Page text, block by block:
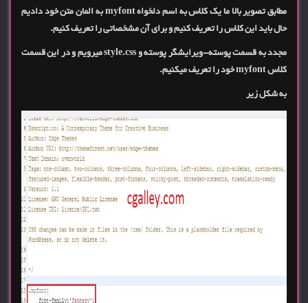
مطابق تصویر بالا ما یک کلاس به اسم دلخواه myfont به المان متن خود دادیم
حال باید این کلاس را تعریف کنیم و برای آن مشخصاتی را تعریف کنیم.
مجدد به قسمت پوسته-ویرایشگر پوسته و style.css میرویم و در این قسمت
کلاس myfont خود را تعریف میکنیم.
به شکل زیر